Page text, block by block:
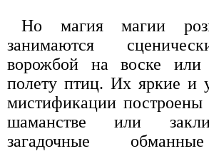
Но магия магии
занимаются
ворожбой на воске или
полету птиц. Их яркие и
мистификации
шаманстве или
загадочные